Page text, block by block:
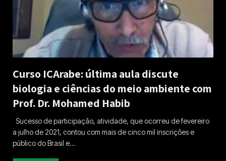
Curso ICArabe: última aula discute
biologia e ciências do meio ambiente com
Prof. Dr. Mohamed Habib
Sucesso de participação, atividade, que ocorreu de fevereiro
a julho de 2021, contou com mais de cinco mil inscrições e
público do Brasil e…